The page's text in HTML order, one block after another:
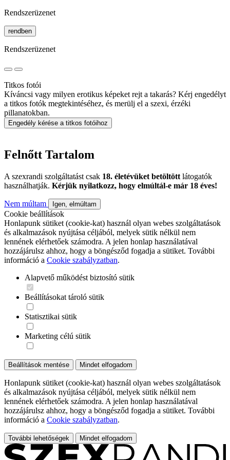
Rendszerüzenet
rendben
Rendszerüzenet
Titkos fotói
Kíváncsi vagy milyen erotikus képeket rejt a takarás? Kérj engedélyt
a titkos fotók megtekintéséhez, és merülj el a szexi, érzéki
pillanatokban.
Engedély kérése a titkos fotóihoz
Felnőtt Tartalom
A szexrandi szolgáltatást csak 18. életévüket betöltött látogatók
használhatják. Kérjük nyilatkozz, hogy elmúltál-e már 18 éves!
Nem múltam Igen, elmúltam
Cookie beállítások
Honlapunk sütiket (cookie-kat) használ olyan webes szolgáltatások
és alkalmazások nyújtása céljából, melyek sütik nélkül nem
lennének elérhetőek számodra. A jelen honlap használatával
hozzájárulsz ahhoz, hogy a böngésződ fogadja a sütiket. További
információ a Cookie szabályzatban.
Alapvető működést biztosító sütik
Beállításokat tároló sütik
Statisztikai sütik
Marketing célú sütik
Beállítások mentése Mindet elfogadom
Honlapunk sütiket (cookie-kat) használ olyan webes szolgáltatások
és alkalmazások nyújtása céljából, melyek sütik nélkül nem
lennének elérhetőek számodra. A jelen honlap használatával
hozzájárulsz ahhoz, hogy a böngésződ fogadja a sütiket. További
információ a Cookie szabályzatban.
További lehetőségek Mindet elfogadom